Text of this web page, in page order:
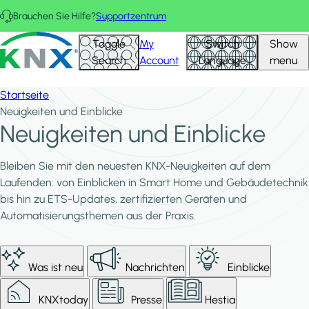
Direkt zum Inhalt
Brauchen Sie Hilfe?Supportzentrum
KNX - Homepage Toggle
Search
My
Account
Switch
Language
Show
menu
Startseite
Neuigkeiten und Einblicke
Neuigkeiten und Einblicke
Bleiben Sie mit den neuesten KNX-Neuigkeiten auf dem
Laufenden: von Einblicken in Smart Home und Gebäudetechnik
bis hin zu ETS-Updates, zertifizierten Geräten und
Automatisierungsthemen aus der Praxis.
Was ist neu Nachrichten Einblicke
KNXtoday Presse Hestia